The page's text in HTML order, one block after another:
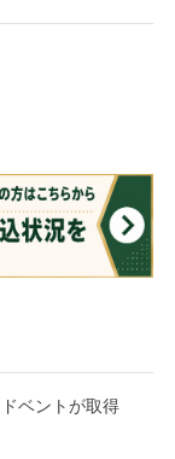
ベントが取得